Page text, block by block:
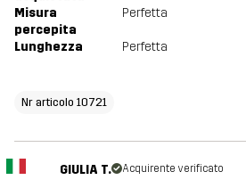
Misura
percepita
Perfetta
Lunghezza Perfetta
Nr articolo 10721
GIULIA T. Acquirente verificato